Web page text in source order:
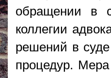
обращении в
коллегии
решений в суде
процедур. Мера